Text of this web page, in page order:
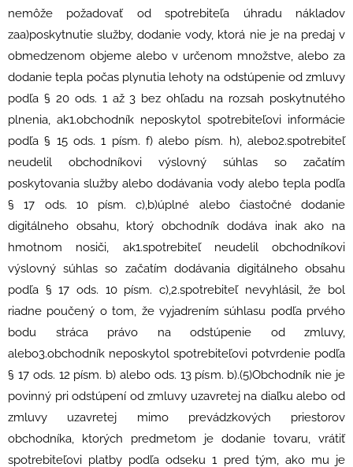
nemôže požadovať od spotrebiteľa úhradu nákladov
zaa)poskytnutie služby, dodanie vody, ktorá nie je na predaj v
obmedzenom objeme alebo v určenom množstve, alebo za
dodanie tepla počas plynutia lehoty na odstúpenie od zmluvy
podľa § 20 ods. 1 až 3 bez ohľadu na rozsah poskytnutého
plnenia, ak1.obchodník neposkytol spotrebiteľovi informácie
podľa § 15 ods. 1 písm. f) alebo písm. h), alebo2.spotrebiteľ
neudelil obchodníkovi výslovný súhlas so začatím
poskytovania služby alebo dodávania vody alebo tepla podľa
§ 17 ods. 10 písm. c),b)úplné alebo čiastočné dodanie
digitálneho obsahu, ktorý obchodník dodáva inak ako na
hmotnom nosiči, ak1.spotrebiteľ neudelil obchodníkovi
výslovný súhlas so začatím dodávania digitálneho obsahu
podľa § 17 ods. 10 písm. c),2.spotrebiteľ nevyhlásil, že bol
riadne poučený o tom, že vyjadrením súhlasu podľa prvého
bodu stráca právo na odstúpenie od zmluvy,
alebo3.obchodník neposkytol spotrebiteľovi potvrdenie podľa
§ 17 ods. 12 písm. b) alebo ods. 13 písm. b).(5)Obchodník nie je
povinný pri odstúpení od zmluvy uzavretej na diaľku alebo od
zmluvy uzavretej mimo prevádzkových priestorov
obchodníka, ktorých predmetom je dodanie tovaru, vrátiť
spotrebiteľovi platby podľa odseku 1 pred tým, ako mu je